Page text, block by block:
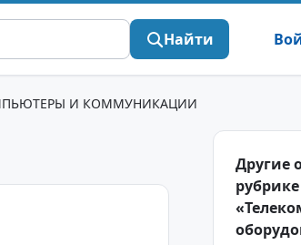
Найти
И КОММУНИКАЦИИ
Другие
рубрике